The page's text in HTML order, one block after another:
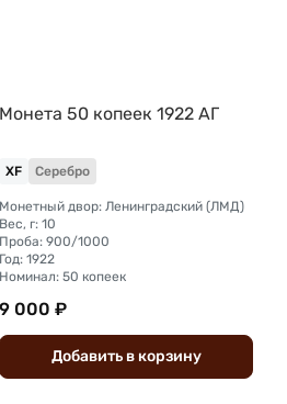
Монета 50 копеек 1922 АГ
XF Серебро
Монетный двор: Ленинградский (ЛМД)
Вес, г: 10
Проба: 900/1000
Год: 1922
Номинал: 50 копеек
9 000 ₽
Добавить вкорзину